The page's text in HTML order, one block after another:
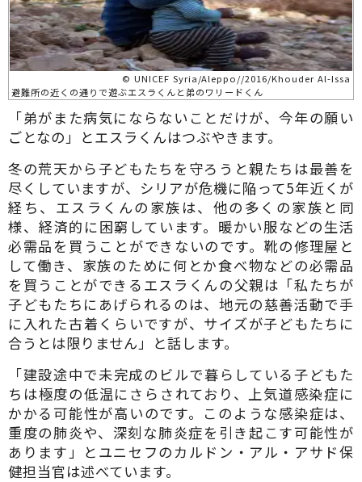
© UNICEF Syria/Aleppo//2016/Khouder Al-Issa
避難所の近くの通りで遊ぶエスラくんと弟のワリードくん
「弟がまた病気にならないことだけが、今年の願い
ごとなの」とエスラくんはつぶやきます。
冬の荒天から子どもたちを守ろうと親たちは最善を
尽くしていますが、シリアが危機に陥って5年近くが
経ち、エスラくんの家族は、他の多くの家族と同
様、経済的に困窮しています。暖かい服などの生活
必需品を買うことができないのです。靴の修理屋と
して働き、家族のために何とか食べ物などの必需品
を買うことができるエスラくんの父親は「私たちが
子どもたちにあげられるのは、地元の慈善活動で手
に入れた古着くらいですが、サイズが子どもたちに
合うとは限りません」と話します。
「建設途中で未完成のビルで暮らしている子どもた
ちは極度の低温にさらされており、上気道感染症に
かかる可能性が高いのです。このような感染症は、
重度の肺炎や、深刻な肺炎症を引き起こす可能性が
あります」とユニセフのカルドン・アル・アサド保
健担当官は述べています。